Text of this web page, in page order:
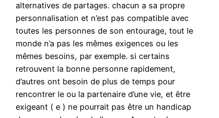
alternatives de partages. chacun a sa propre
personnalisation et n’est pas compatible avec
toutes les personnes de son entourage, tout le
monde n’a pas les mêmes exigences ou les
mêmes besoins, par exemple. si certains
retrouvent la bonne personne rapidement,
d’autres ont besoin de plus de temps pour
rencontrer le ou la partenaire d’une vie, et être
exigeant ( e ) ne pourrait pas être un handicap